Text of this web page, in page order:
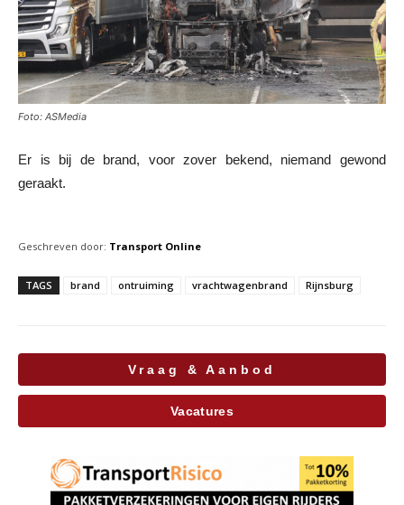
Foto: ASMedia
Er is bij de brand, voor zover bekend, niemand gewond
geraakt.
Geschreven door: Transport Online
TAGS brand ontruiming vrachtwagenbrand Rijnsburg
Vraag & Aanbod
Vacatures